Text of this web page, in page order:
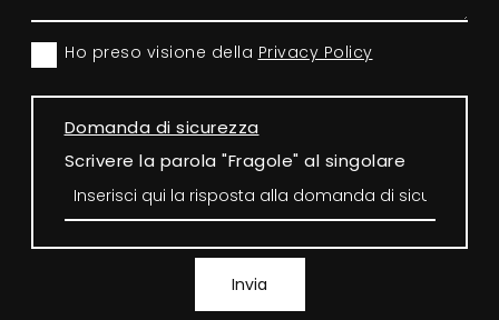
Ho preso visione della Privacy Policy
Domanda di sicurezza
Scrivere la parola "Fragole" al singolare
Invia